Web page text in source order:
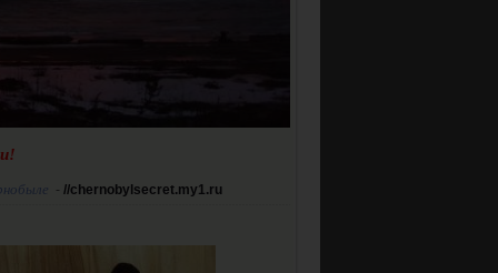
- //chernobylsecret.my1.ru